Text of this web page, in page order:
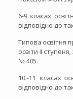
6-9 класах
відповідно до
Типова освітня
освіти ІІ
№ 405.
10 -11 класах
відповідно до